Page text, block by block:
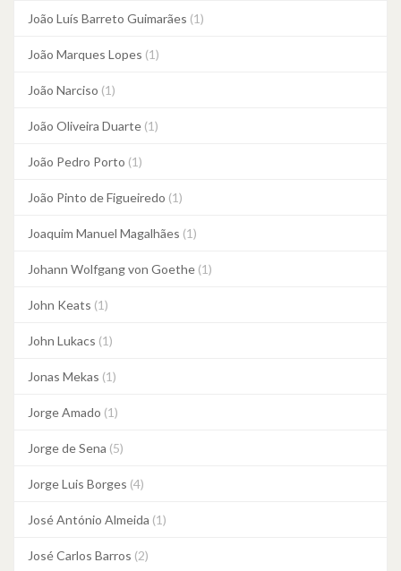
João Luís Barreto Guimarães (1)
João Marques Lopes (1)
João Narciso (1)
João Oliveira Duarte (1)
João Pedro Porto (1)
João Pinto de Figueiredo (1)
Joaquim Manuel Magalhães (1)
Johann Wolfgang von Goethe (1)
John Keats (1)
John Lukacs (1)
Jonas Mekas (1)
Jorge Amado (1)
Jorge de Sena (5)
Jorge Luis Borges (4)
José António Almeida (1)
José Carlos Barros (2)